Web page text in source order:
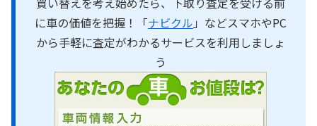
に車の価値を把握！「ナビクル 」などスマホやPC
から手軽に査定がわかるサービスを利用しましょ
う